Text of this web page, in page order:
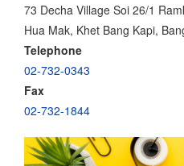
73 Decha Village Soi 26/1
Hua Mak, Khet Bang Kapi,
Telephone
02-732-0343
Fax
02-732-1844